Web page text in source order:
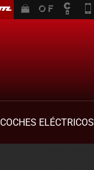
COCHES ELÉCTRICOS